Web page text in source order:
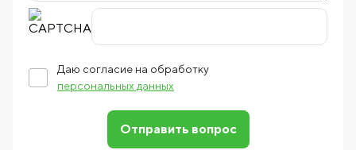
Даю согласие на обработку
персональных данных
Отправить вопрос